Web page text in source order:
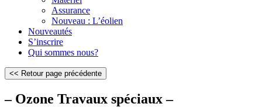
Assurance
Nouveau : L’éolien
Nouveautés
S’inscrire
Qui sommes nous?
– Ozone Travaux spéciaux –